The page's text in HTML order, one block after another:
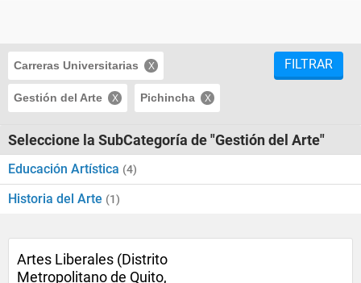
Carreras Universitarias
Gestión del Arte Pichincha
FILTRAR
Seleccione la SubCategoría de "Gestión del Arte"
Educación Artística (4)
Historia del Arte (1)
Artes Liberales (Distrito
Metropolitano de Quito,